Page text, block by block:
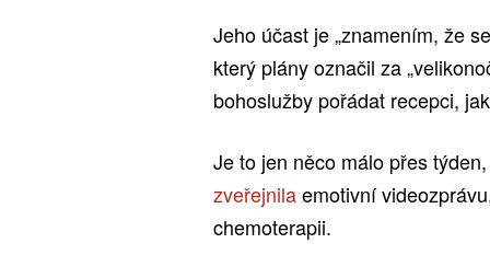
Jeho účast je „znamením, že
který plány označil za
bohoslužby pořádat recepci,
Je to jen něco málo přes
zveřejnilaemotivní
chemoterapii.